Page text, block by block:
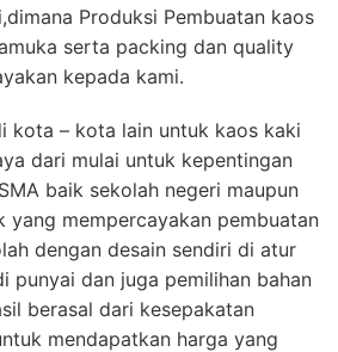
Produksi Pembuatan kaos
serta packing dan quality
kepada kami.
kota – kota lain untuk kaos kaki
dari mulai untuk kepentingan
baik sekolah negeri maupun
yang mempercayakan pembuatan
dengan desain sendiri di atur
punyai dan juga pemilihan bahan
berasal dari kesepakatan
mendapatkan harga yang